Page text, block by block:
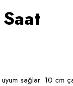
sağlar. 10